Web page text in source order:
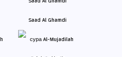
Saad Al Ghamdi